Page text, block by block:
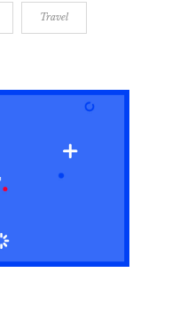
Travel